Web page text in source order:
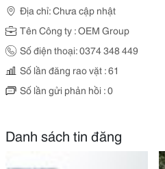
Địa chỉ: Chưa cập nhật
Tên Công ty : OEM Group
Số điện thoại: 0374 348 449
Số lần đăng rao vặt : 61
Số lần gửi phản hồi : 0
Danh sách tin đăng